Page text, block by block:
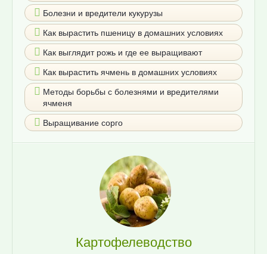
Болезни и вредители кукурузы
Как вырастить пшеницу в домашних условиях
Как выглядит рожь и где ее выращивают
Как вырастить ячмень в домашних условиях
Методы борьбы с болезнями и вредителями
ячменя
Выращивание сорго
Картофелеводство